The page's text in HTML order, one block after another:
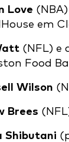
Love
em
(NFL) e
Food
Wilson
Brees
Shibutani